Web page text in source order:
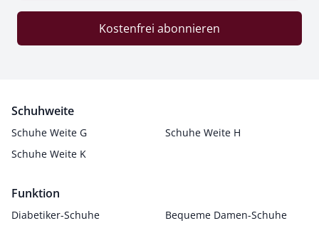
Kostenfrei abonnieren
Schuhweite
Schuhe Weite G
Schuhe Weite H
Schuhe Weite K
Funktion
Diabetiker-Schuhe
Bequeme Damen-Schuhe